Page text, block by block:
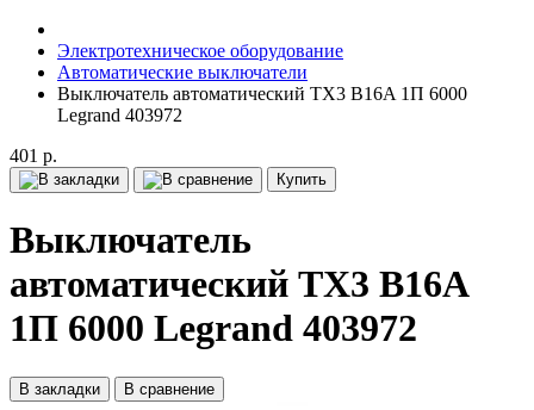
Электротехническое оборудование
Автоматические выключатели
Выключатель автоматический TX3 B16A 1П 6000
Legrand 403972
401 р.
Купить
Выключатель
автоматический TX3 B16A
1П 6000 Legrand 403972
В закладки В сравнение